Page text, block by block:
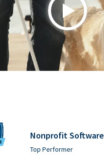
Play
Nonprofit Software
Top Performer